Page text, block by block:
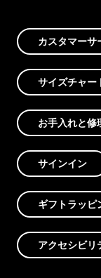
カスタマーサ
サイズチャー
お手入れと修
サインイン
ギフトラッピ
アクセシビリ